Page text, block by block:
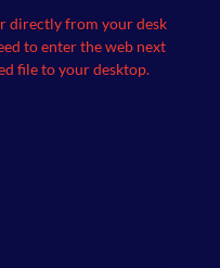
directly from your desk
to enter the web next
file to your desktop.